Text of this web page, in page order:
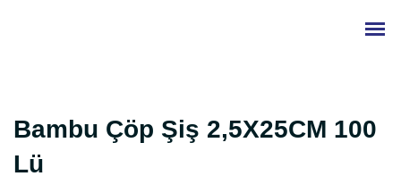
Bambu Çöp Şiş 2,5X25CM 100
Lü